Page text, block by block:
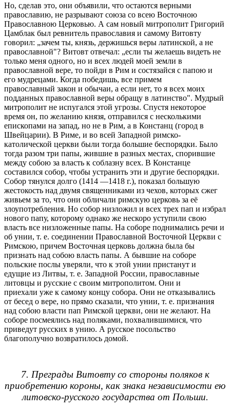
Но, сделав это, они объявили, что остаются верными
православию, не разрывают союза со всею Восточною
Православною Церковью. А сам новый митрополит Григорий
Цамблак был ревнитель православия и самому Витовту
говорил: „зачем ты, князь, держишься веры латинской, а не
православной"? Витовт отвечал: „если ты желаешь видеть не
только меня одного, но и всех людей моей земли в
православной вере, то пойди в Рим и состязайся с папою и
его мудрецами. Когда победишь, все примем
православный закон и обычаи, а если нет, то я всех моих
подданных православной веры обращу в латинство". Мудрый
митрополит не испугался этой угрозы. Спустя некоторое
время он, по желанию князя, отправился с несколькими
епископами на запад, но не в Рим, а в Констанц (город в
Швейцарии). В Риме, и во всей Западной римско-
католической церкви были тогда большие беспорядки. Было
тогда разом три папы, жившие в разных местах, спорившие
между собою за власть к соблазну всех. В Констанце
составился собор, чтобы устранить эти и другие беспорядки.
Собор тянулся долго (1414 —1418 г.), показал большую
жестокость над двумя священниками из чехов, которых сжег
живьем за то, что они обличали римскую церковь за её
злоупотребления. Но собор низложил и всех трех пап и избрал
нового папу, которому однако же нескоро уступили свою
власть все низложенные папы. На соборе поднимались речи и
об унии, т. е. соединении Православной Восточной Церкви с
Римскою, причем Восточная церковь должна была бы
признать над собою власть папы. А бывшие на соборе
польские послы уверяли, что к этой унии пристанут и
едущие из Литвы, т. е. Западной России, православные
литовцы и русские с своим митрополитом. Они и
приехали уже к самому концу собора. Они не отказывались
от бесед о вере, но прямо сказали, что унии, т. е. признания
над собою власти пап Римской церкви, они не желают. На
соборе посмеялись над поляками, похвалившимися, что
приведут русских в унию. А русское посольство
благополучно возвратилось домой.
7. Преграды Витовту со стороны поляков к
приобретению короны, как знака независимости ею
литовско-русского государства от Польши.